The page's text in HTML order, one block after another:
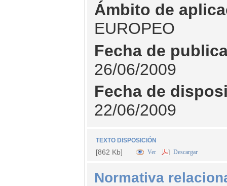
Ámbito de
EUROPEO
Fecha de
26/06/2009
Fecha de
22/06/2009
TEXTO DISPOSICIÓN
[862 Kb] Ver Descargar
Normativa